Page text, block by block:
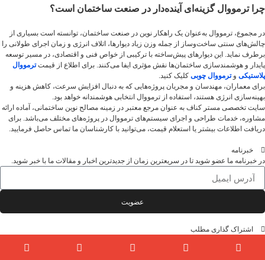
چرا ترمووال گزینه‌ای آینده‌دار در صنعت ساختمان است؟
در مجموع، ترمووال به‌عنوان یک راهکار نوین در صنعت ساختمان، توانسته است بسیاری از
چالش‌های سنتی ساخت‌وساز از جمله وزن زیاد دیوارها، اتلاف انرژی و زمان اجرای طولانی را
برطرف نماید. این دیوارهای پیش‌ساخته با ترکیبی از خواص فنی و اقتصادی، در مسیر توسعه
پایدار و هوشمندسازی ساختمان‌ها نقش مؤثری ایفا می‌کنند. برای اطلاع از قیمتترمووال
پلاستیکی وترمووال چوبی کلیک کنید.
برای معماران، مهندسان و مجریان پروژه‌هایی که به دنبال افزایش سرعت، کاهش هزینه و
بهینه‌سازی انرژی هستند، استفاده از ترمووال انتخابی هوشمندانه خواهد بود.
سایت تخصصی مستر کناف به ‌عنوان مرجع معتبر در زمینه مصالح نوین ساختمانی، آماده ارائه
مشاوره، خدمات طراحی و اجرای سیستم‌های ترمووال در پروژه‌های مختلف می‌باشد. برای
دریافت اطلاعات بیشتر یا استعلام قیمت، می‌توانید با کارشناسان ما تماس حاصل فرمایید.
خبرنامه
در خبرنامه ما عضو شوید تا در سریعترین زمان از جدیدترین اخبار و مقالات ما با خبر شوید.
عضویت
اشتراک گذاری مطلب